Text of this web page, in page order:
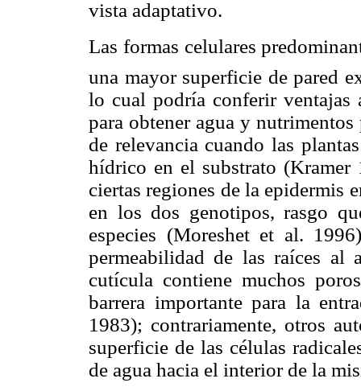
vista adaptativo.
Las formas celulares
una mayor superficie de pared
lo cual podría conferir ventajas
para obtener agua y
de relevancia cuando las
hídrico en el substrato (Kramer
ciertas regiones de la epidermis
en los dos genotipos, rasgo
especies (Moreshet et al.
permeabilidad de las raíces al
cutícula contiene muchos
barrera importante para la
1983); contrariamente, otros
superficie de las células
de agua hacia el interior de la